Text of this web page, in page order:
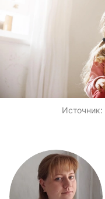
Источник: